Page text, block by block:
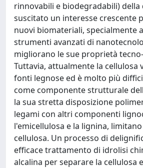
rinnovabili e biodegradabili) della
suscitato un interesse crescente
nuovi biomateriali, specialmente
strumenti avanzati di
migliorano le sue proprietà
Tuttavia, attualmente la cellulosa
fonti legnose ed è molto più
come componente strutturale
la sua stretta disposizione
legami con altri componenti
l'emicellulosa e la lignina,
cellulosa. Un processo di
efficace trattamento di idrolisi
alcalina per separare la cellulosa